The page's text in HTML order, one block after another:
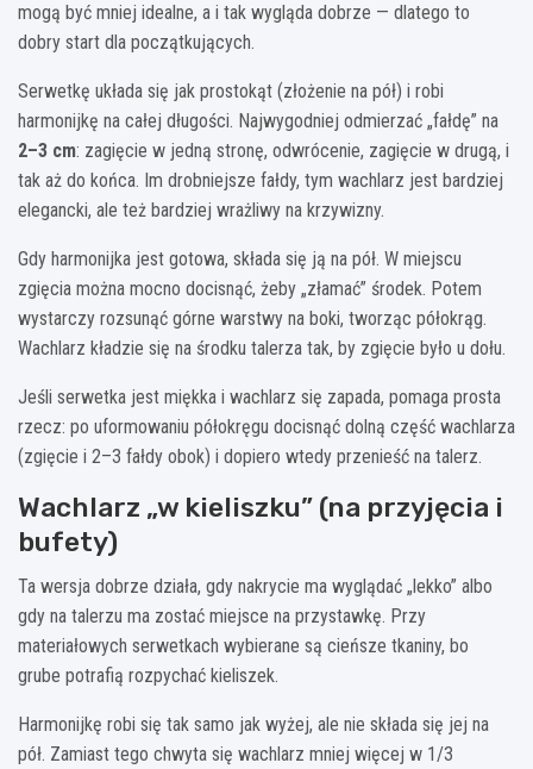
mogą być mniej idealne, a i tak wygląda dobrze — dlatego to
dobry start dla początkujących.
Serwetkę układa się jak prostokąt (złożenie na pół) i robi
harmonijkę na całej długości. Najwygodniej odmierzać „fałdę” na
2–3 cm: zagięcie w jedną stronę, odwrócenie, zagięcie w drugą, i
tak aż do końca. Im drobniejsze fałdy, tym wachlarz jest bardziej
elegancki, ale też bardziej wrażliwy na krzywizny.
Gdy harmonijka jest gotowa, składa się ją na pół. W miejscu
zgięcia można mocno docisnąć, żeby „złamać” środek. Potem
wystarczy rozsunąć górne warstwy na boki, tworząc półokrąg.
Wachlarz kładzie się na środku talerza tak, by zgięcie było u dołu.
Jeśli serwetka jest miękka i wachlarz się zapada, pomaga prosta
rzecz: po uformowaniu półokręgu docisnąć dolną część wachlarza
(zgięcie i 2–3 fałdy obok) i dopiero wtedy przenieść na talerz.
Wachlarz „w kieliszku” (na przyjęcia i
bufety)
Ta wersja dobrze działa, gdy nakrycie ma wyglądać „lekko” albo
gdy na talerzu ma zostać miejsce na przystawkę. Przy
materiałowych serwetkach wybierane są cieńsze tkaniny, bo
grube potrafią rozpychać kieliszek.
Harmonijkę robi się tak samo jak wyżej, ale nie składa się jej na
pół. Zamiast tego chwyta się wachlarz mniej więcej w 1/3